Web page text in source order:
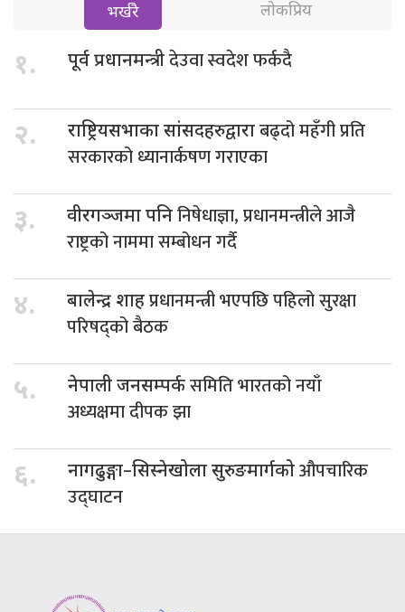
भर्खरै लोकप्रिय
१. पूर्व प्रधानमन्त्रीदेउवा स्वदेश फर्कदै
२. राष्ट्रियसभाका सांसदहरुद्वाराबढ्दो महँगी प्रति
सरकारको ध्यानार्कषण गराएका
३. वीरगञ्जमा पनिनिषेधाज्ञा, प्रधानमन्त्रीले आजै
राष्ट्रको नाममा सम्बोधन गर्दै
४. बालेन्द्र शाहप्रधानमन्त्री भएपछि पहिलो सुरक्षा
परिषद्को बैठक
५. नेपाली जनसम्पर्कसमिति भारतको नयाँ
अध्यक्षमा दीपक झा
६. नागढुङ्गा–सिस्नेखोला सुरुङमार्गकोऔपचारिक
उद्घाटन